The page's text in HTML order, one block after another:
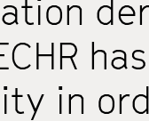
in